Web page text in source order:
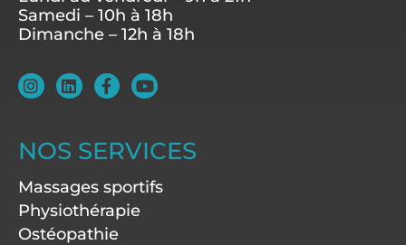
Samedi – 10h à 18h
Dimanche – 12h à 18h
I
n
a
g
r
a
m
L
i
e
d
n
F
a
b
o
k
-
f
Y
o
u
b
e
NOS SERVICES
Massages sportifs
Physiothérapie
Ostéopathie